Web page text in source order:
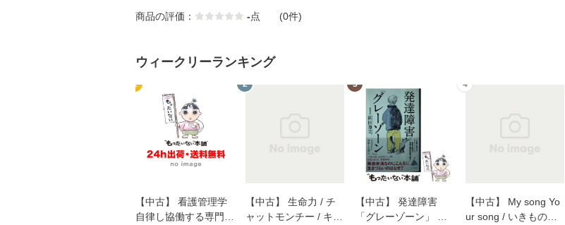
商品の評価： -点 (0件)
ウィークリーランキング
1
【中古】 看護管理学
自律し協働する専門職
2
【中古】 生命力 / チ
ャットモンチー / キュ
3
【中古】 発達障害
「グレーゾーン」 そ
4
【中古】 My song Yo
ur song / いきものが